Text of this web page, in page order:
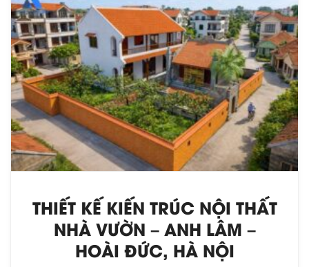
THIẾT KẾ KIẾN TRÚC NỘI THẤT
NHÀ VƯỜN – ANH LÂM –
HOÀI ĐỨC, HÀ NỘI